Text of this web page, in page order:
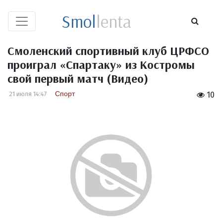
Smollenta
Смоленский спортивный клуб ЦРФСО
проиграл «Спартаку» из Костромы
свой первый матч (Видео)
10
21 июля 14:47 Спорт